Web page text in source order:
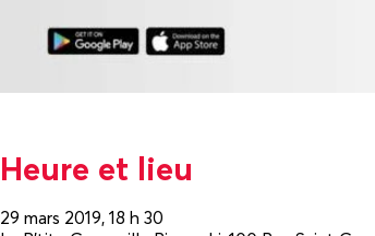
Heure et lieu
29 mars 2019, 18 h 30